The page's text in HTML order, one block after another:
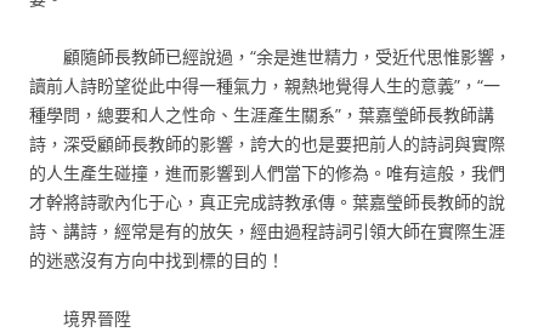
顧隨師長教師已經說過，“余是進世精力，受近代思惟影響，
讀前人詩盼望從此中得一種氣力，親熱地覺得人生的意義”，“一
種學問，總要和人之性命、生涯產生關系”，葉嘉瑩師長教師講
詩，深受顧師長教師的影響，誇大的也是要把前人的詩詞與實際
的人生產生碰撞，進而影響到人們當下的修為。唯有這般，我們
才幹將詩歌內化于心，真正完成詩教承傳。葉嘉瑩師長教師的說
詩、講詩，經常是有的放矢，經由過程詩詞引領大師在實際生涯
的迷惑沒有方向中找到標的目的！
境界晉陞